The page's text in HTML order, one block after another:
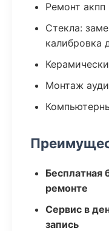
Ремонт акпп
Стекла:
калибровка
Монтаж
Бесплатная
ремонте
Сервис в
запись